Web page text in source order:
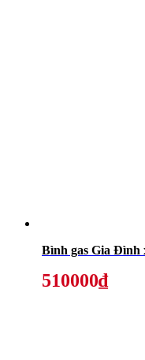
Bình gas Gia
510000₫